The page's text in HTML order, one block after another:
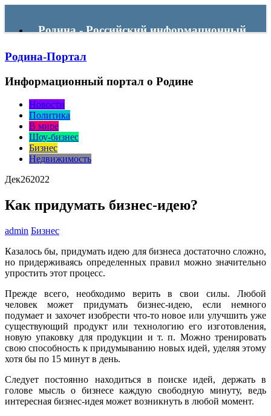
Родина - Российский информационный
портал
Родина-Портал
Информационный портал о Родине
Новости
Политика
В мире
Шоу-бизнес
Бизнес
Недвижимость
Дек262022
Как придумать бизнес-идею?
admin Бизнес
Казалось бы, придумать идею для бизнеса достаточно сложно,
но придерживаясь определенных правил можно значительно
упростить этот процесс.
Прежде всего, необходимо верить в свои силы. Любой
человек может придумать бизнес-идею, если немного
подумает и захочет изобрести что-то новое или улучшить уже
существующий продукт или технологию его изготовления,
новую упаковку для продукции и т. п. Можно тренировать
свою способность к придумыванию новых идей, уделяя этому
хотя бы по 15 минут в день.
Следует постоянно находиться в поиске идей, держать в
голове мысль о бизнесе каждую свободную минуту, ведь
интересная бизнес-идея может возникнуть в любой момент.